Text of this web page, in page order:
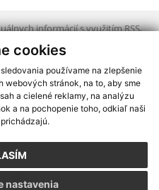
cookies
používame na zlepšenie
webových stránok, na to, aby sme
a cielené reklamy, na analýzu
a na pochopenie toho, odkiaľ naši
nastavenia
informácií s využitím RSS,
2, Mapa stránok
,domény,registrácia domény
,technický prevádzkovateľ
23.07.2026
o prístupnosti